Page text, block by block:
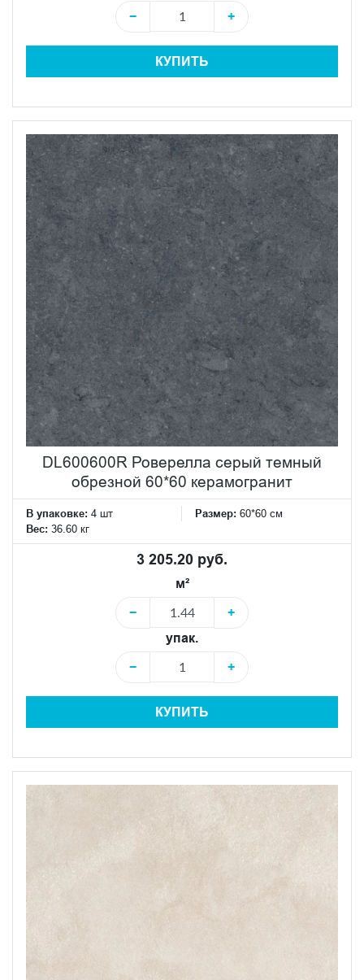
−
+
КУПИТЬ
DL600600R Роверелла серый темный
обрезной 60*60 керамогранит
В упаковке: 4 шт Размер: 60*60 см
Вес: 36.60 кг
3 205.20 руб.
м²
−
+
упак.
−
+
КУПИТЬ